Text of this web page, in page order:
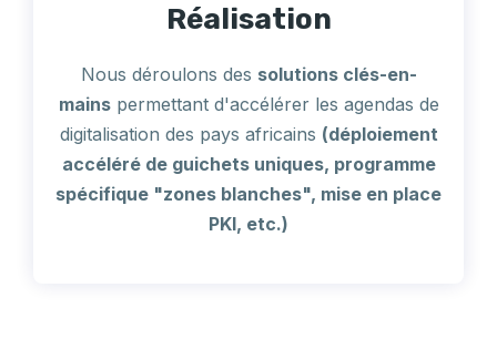
Réalisation
Nous déroulons des solutions clés-en-
mainspermettant d'accélérer les agendas de
digitalisation des pays africains (déploiement
accéléré de guichets uniques, programme
spécifique "zones blanches", mise en place
PKI, etc.)